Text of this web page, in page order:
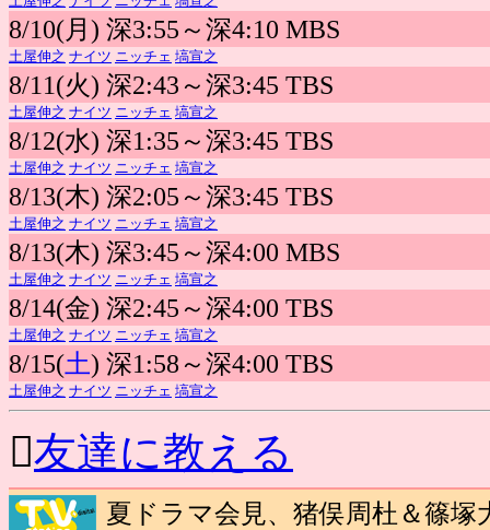
8/10(月) 深3:55～深4:10 MBS
土屋伸之 ナイツ ニッチェ 塙宣之
8/11(火) 深2:43～深3:45 TBS
土屋伸之 ナイツ ニッチェ 塙宣之
8/12(水) 深1:35～深3:45 TBS
土屋伸之 ナイツ ニッチェ 塙宣之
8/13(木) 深2:05～深3:45 TBS
土屋伸之 ナイツ ニッチェ 塙宣之
8/13(木) 深3:45～深4:00 MBS
土屋伸之 ナイツ ニッチェ 塙宣之
8/14(金) 深2:45～深4:00 TBS
土屋伸之 ナイツ ニッチェ 塙宣之
8/15(土) 深1:58～深4:00 TBS
土屋伸之 ナイツ ニッチェ 塙宣之
友達に教える
夏ドラマ会見、猪俣周杜＆篠塚